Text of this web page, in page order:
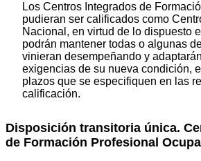
Los Centros Integrados de
pudieran ser calificados como
Nacional, en virtud de lo dispuesto
podrán mantener todas o algunas
vinieran desempeñando y
exigencias de su nueva condición,
plazos que se especifiquen en las
calificación.
Disposición transitoria única.
de Formación Profesional